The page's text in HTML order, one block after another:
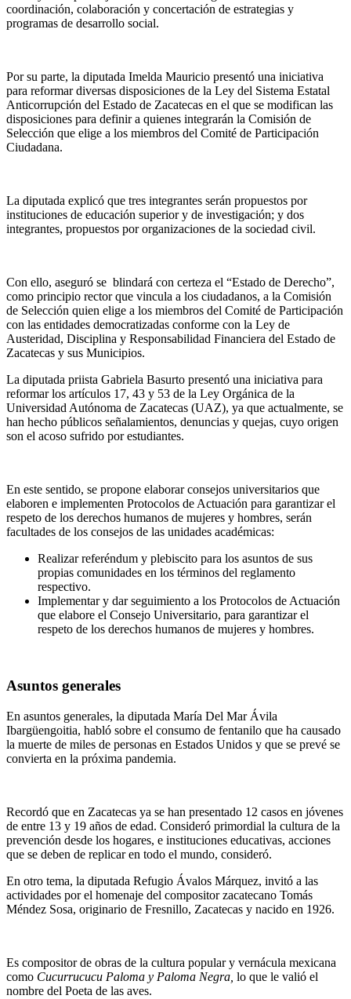
coordinación, colaboración y concertación de estrategias y
programas de desarrollo social.
Por su parte, la diputada Imelda Mauricio presentó una iniciativa
para reformar diversas disposiciones de la Ley del Sistema Estatal
Anticorrupción del Estado de Zacatecas en el que se modifican las
disposiciones para definir a quienes integrarán la Comisión de
Selección que elige a los miembros del Comité de Participación
Ciudadana.
La diputada explicó que tres integrantes serán propuestos por
instituciones de educación superior y de investigación; y dos
integrantes, propuestos por organizaciones de la sociedad civil.
Con ello, aseguró se blindará con certeza el “Estado de Derecho”,
como principio rector que vincula a los ciudadanos, a la Comisión
de Selección quien elige a los miembros del Comité de Participación
con las entidades democratizadas conforme con la Ley de
Austeridad, Disciplina y Responsabilidad Financiera del Estado de
Zacatecas y sus Municipios.
La diputada priista Gabriela Basurto presentó una iniciativa para
reformar los artículos 17, 43 y 53 de la Ley Orgánica de la
Universidad Autónoma de Zacatecas (UAZ), ya que actualmente, se
han hecho públicos señalamientos, denuncias y quejas, cuyo origen
son el acoso sufrido por estudiantes.
En este sentido, se propone elaborar consejos universitarios que
elaboren e implementen Protocolos de Actuación para garantizar el
respeto de los derechos humanos de mujeres y hombres, serán
facultades de los consejos de las unidades académicas:
Realizar referéndum y plebiscito para los asuntos de sus
propias comunidades en los términos del reglamento
respectivo.
Implementar y dar seguimiento a los Protocolos de Actuación
que elabore el Consejo Universitario, para garantizar el
respeto de los derechos humanos de mujeres y hombres.
Asuntos generales
En asuntos generales, la diputada María Del Mar Ávila
Ibargüengoitia, habló sobre el consumo de fentanilo que ha causado
la muerte de miles de personas en Estados Unidos y que se prevé se
convierta en la próxima pandemia.
Recordó que en Zacatecas ya se han presentado 12 casos en jóvenes
de entre 13 y 19 años de edad. Consideró primordial la cultura de la
prevención desde los hogares, e instituciones educativas, acciones
que se deben de replicar en todo el mundo, consideró.
En otro tema, la diputada Refugio Ávalos Márquez, invitó a las
actividades por el homenaje del compositor zacatecano Tomás
Méndez Sosa, originario de Fresnillo, Zacatecas y nacido en 1926.
Es compositor de obras de la cultura popular y vernácula mexicana
como Cucurrucucu Paloma y Paloma Negra lo que le valió el
nombre del Poeta de las aves.